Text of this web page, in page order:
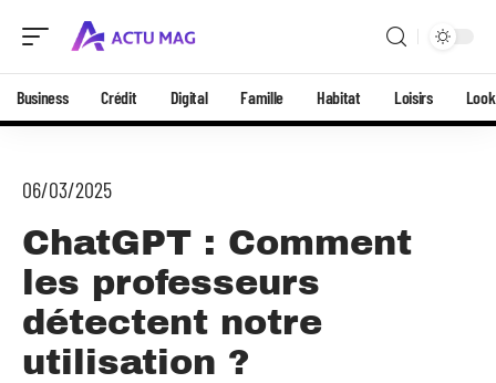
Business Crédit Digital Famille Habitat Loisirs Look
06/03/2025
ChatGPT : Comment
les professeurs
détectent notre
utilisation ?